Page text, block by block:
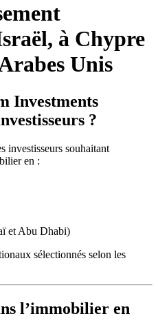
à Chypre
Unis
Investments
?
investisseurs souhaitant
en :
et Abu Dhabi)
sélectionnés selon les
l’immobilier en